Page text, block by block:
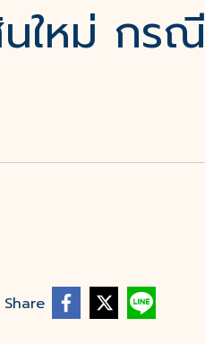
ใหม่ กรณี
Share